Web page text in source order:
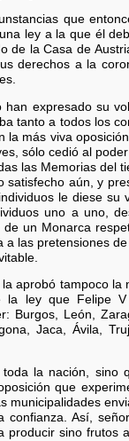
que
ley a la que él
de la Casa de
derechos a la
han expresado su
tanto a todos los
la más viva
sólo cedió al
las Memorias del
satisfecho aún, y
le diese
uno a uno,
un Monarca
las pretensiones
aprobó tampoco
la ley que Felipe
Burgos, León,
Jaca, Ávila,
la nación,
que
municipalidades
confianza. Así,
sino frutos